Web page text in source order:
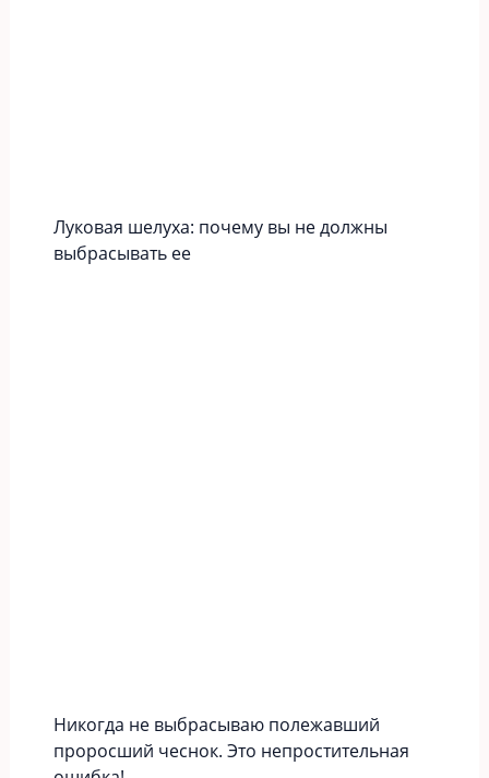
Луковая шелуха: почему вы не должны
выбрасывать ее
Никогда не выбрасываю полежавший
проросший чеснок. Это непростительная